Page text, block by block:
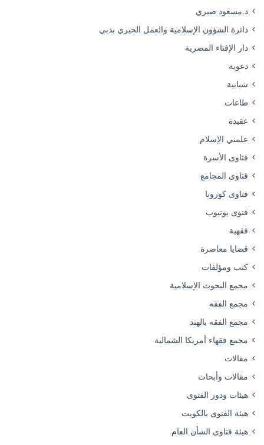
د.مسعود صبري
دائرة الشؤون الإسلامية والعمل الخيري بدبي
دار الإفتاء المصرية
دعوية
شبابية
طاعات
عقيدة
علمني الإسلام
فتاوى الأسرة
فتاوى المجامع
فتاوى كورونا
فتوى يوتيوب
فقهية
قضايا معاصرة
كتب ومؤلفات
مجمع البحوث الإسلامية
مجمع الفقه
مجمع الفقه بالهند
مجمع فقهاء أمريكا الشمالية
مقالات
مقالات وأبحاث
هيئات ودور الفتوى
هيئة الفتوى بالكويت
هيئة فتاوى الشأن العام